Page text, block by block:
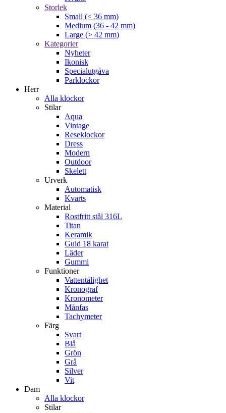
Storlek
Small (< 36 mm)
Medium (36 - 42 mm)
Large (> 42 mm)
Kategorier
Nyheter
Ikonisk
Specialutgåva
Parklockor
Herr
Alla klockor
Stilar
Aqua
Vintage
Reseklockor
Dress
Modern
Outdoor
Skelett
Urverk
Automatisk
Kvarts
Material
Rostfritt stål 316L
Titan
Keramik
Guld 18 karat
Läder
Gummi
Funktioner
Vattentålighet
Kronograf
Kronometer
Månfas
Tachymeter
Färg
Svart
Blå
Grön
Grå
Silver
Vit
Dam
Alla klockor
Stilar